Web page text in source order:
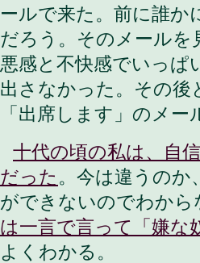
ールで来た。前に誰
だろう。そのメールを
悪感と不快感でいっぱ
出さなかった。その
「出席します」のメ
十代の頃の私は、自
だった 。今は違うのか
ができないのでわか
は一言で言って「嫌な
よくわかる。